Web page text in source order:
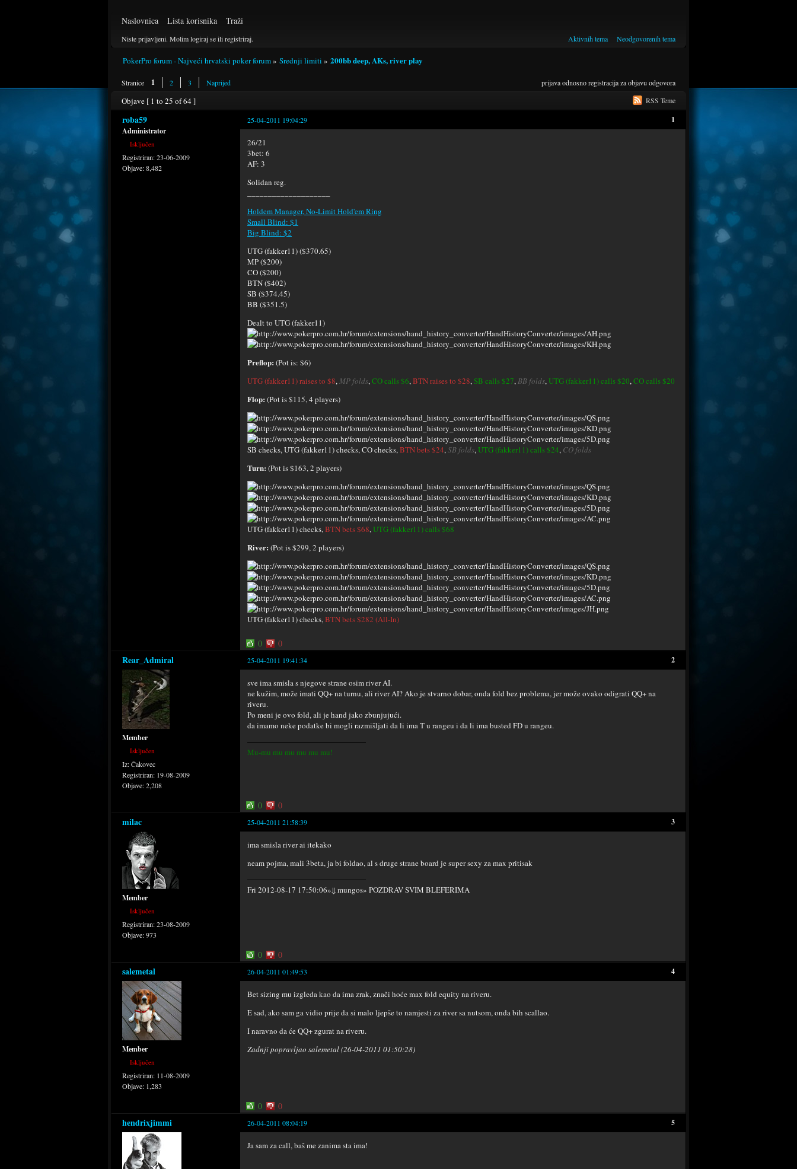
Naslovnica Lista korisnika Traži
Aktivnih tema Neodgovorenih tema
Niste prijavljeni. Molim logiraj se ili registriraj.
PokerPro forum - Najveći hrvatski poker forum» Srednji limiti » 200bb deep, AKs, river play
Stranice 1 2 3 Naprijed prijavaodnosnoregistracijaza objavu odgovora
RSS Teme
Objave [ 1 to 25 of 64 ]
1
roba59 25-04-2011 19:04:29
Administrator
Isključen
Registriran:23-06-2009
Objave:8,482
26/21
3bet: 6
AF: 3
Solidan reg.
Holdem Manager, No-Limit Hold'em Ring
Small Blind: $1
Big Blind: $2
UTG (fakker11) ($370.65)
MP ($200)
CO ($200)
BTN ($402)
SB ($374.45)
BB ($351.5)
Dealt to UTG (fakker11)
Preflop: (Pot is: $6)
UTG (fakker11) raises to $8, MP folds, CO calls $6, BTN raises to $28, SB calls $27, BB folds, UTG (fakker11) calls $20, CO calls $20
Flop: (Pot is $115, 4 players)
SB checks, UTG (fakker11) checks, CO checks, BTN bets $24, SB folds, UTG (fakker11) calls $24, CO folds
Turn: (Pot is $163, 2 players)
UTG (fakker11) checks, BTN bets $68, UTG (fakker11) calls $68
River: (Pot is $299, 2 players)
UTG (fakker11) checks, BTN bets $282 (All-In)
0 0
2
Rear_Admiral 25-04-2011 19:41:34
Member
Isključen
Iz:Čakovec
Registriran: 19-08-2009
Objave:2,208
sve ima smisla s njegove strane osim river AI.
ne kužim, može imati QQ+ na turnu, ali river AI? Ako je stvarno dobar, onda fold bez problema, jer može ovako odigrati QQ+ na
riveru.
Po meni je ovo fold, ali je hand jako zbunjujući.
da imamo neke podatke bi mogli razmišljati da li ima T u rangeu i da li ima busted FD u rangeu.
Mu-mu mu mu mu mu mu!
0 0
3
milac 25-04-2011 21:58:39
Member
Isključen
Registriran:23-08-2009
Objave:973
ima smisla river ai itekako
neam pojma, mali 3beta, ja bi foldao, al s druge strane board je super sexy za max pritisak
Fri 2012-08-17 17:50:06»⇓ mungos» POZDRAV SVIM BLEFERIMA
0 0
4
salemetal 26-04-2011 01:49:53
Member
Isključen
Registriran: 11-08-2009
Objave: 1,283
Bet sizing mu izgleda kao da ima zrak, znači hoće max fold equity na riveru.
E sad, ako sam ga vidio prije da si malo ljepše to namjesti za river sa nutsom, onda bih scallao.
I naravno da će QQ+ zgurat na riveru.
Zadnji popravljao salemetal (26-04-2011 01:50:28)
0 0
5
hendrixjimmi 26-04-2011 08:04:19
Ja sam za call, baš me zanima sta ima!